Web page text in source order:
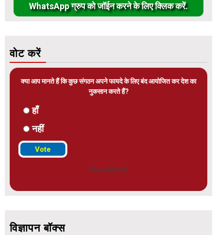
WhatsApp ग्रुप को जॉईन करने के लिए क्लिक करें.
वोट करें
क्या आप मानते हैं कि कुछ संगठन अपने फायदे के लिए बंद आयोजित कर देश का
नुकसान करते हैं?
हाँ
नहीं
View Results
विज्ञापन बॉक्स